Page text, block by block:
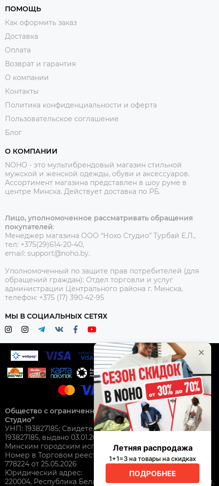
ПОМОЩЬ
Как оформить заказ
Доставка
Оплата
Возврат и гарантия
О компании
Контакты
Политика конфиденциальности и оферта
Пользовательское соглашение
Блог
О КОМПАНИИ
NOHO - это мультибрендовый магазин стильной
мужской и женской одежды, обуви и аксессуаров.
Ассортимент магазина представлен в шоу руме в
центре Минска. Действует доставка по РБ.
Лицо, уполномоченное рассматривать обращения
покупателей:
Менеджер магазина ООО “Нохо Студио” Турбай Е.Л.,
тел: +375(29)614-20-40,
email: support@noho.by.
Уполномоченный по защите прав потребителей (для
обращений граждан): Отдел торговли и услуг
администрации Центрального района г. Минска,
телефон: +375 (17) 390-42-95
МЫ В СОЦИАЛЬНЫХ СЕТЯХ
Общество с ограниченной ответственностью “Нохо
Студио”
УНП: 193827185; Свидетельство о гос. регистрации №
193827185, выдано 03.01.2025
Минским городским исполнительным комитетом.
Номер в Торговом реестре Республики Беларусь: №
778224 от 25.05.2026
Юридический адрес:
220004, Республика Беларусь, г. Минск, ул. Немига 3, пом.